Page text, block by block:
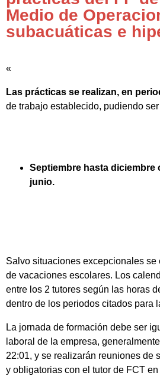
Medio de
subacuáticas e
«
Las prácticas se realizan, en
de trabajo establecido, pudiendo
Septiembre hasta diciembre
junio.
Salvo situaciones excepcionales
de vacaciones escolares. Los
entre los 2 tutores según las horas
dentro de los periodos citados para
La jornada de formación debe ser
laboral de la empresa,
22:01, y se realizarán reuniones de
y obligatorias con el tutor de FCT